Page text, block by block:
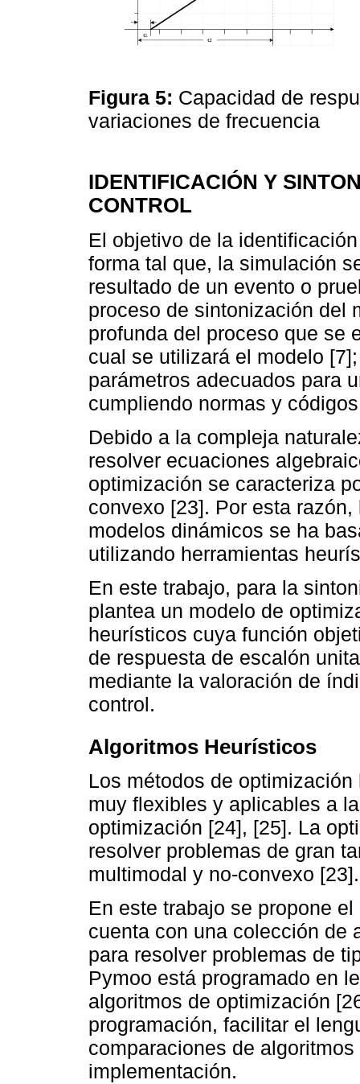
Figura 5: Capacidad de
variaciones de frecuencia
IDENTIFICACIÓN Y
CONTROL
El objetivo de la
forma tal que, la simulación
resultado de un evento o
proceso de sintonización del
profunda del proceso que se
cual se utilizará el modelo
parámetros adecuados para
cumpliendo normas y
Debido a la compleja
resolver ecuaciones
optimización se caracteriza
convexo [23]. Por esta
modelos dinámicos se ha
utilizando herramientas
En este trabajo, para la
plantea un modelo de
heurísticos cuya función
de respuesta de escalón
mediante la valoración de
control.
Algoritmos Heurísticos
Los métodos de
muy flexibles y aplicables a
optimización [24], [25]. La
resolver problemas de gran
multimodal y no-convexo [23].
En este trabajo se propone
cuenta con una colección de
para resolver problemas de
Pymoo está programado en
algoritmos de optimización
programación, facilitar el
comparaciones de
implementación.